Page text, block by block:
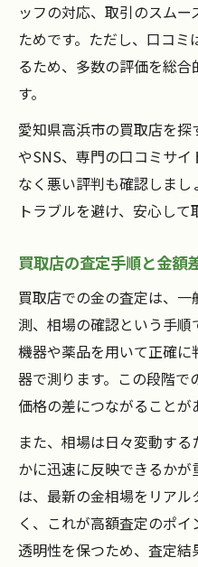
ッフの対応、取引のスム
ためです。ただし、口コ
るため、多数の評価を総
す。
愛知県高浜市の買取店を
やSNS、専門の口コミサ
なく悪い評判も確認しま
トラブルを避け、安心して
買取店の査定手順と金額
買取店での金の査定は、
測、相場の確認という手順
機器や薬品を用いて正確
器で測ります。この段階
価格の差につながることが
また、相場は日々変動す
かに迅速に反映できるか
は、最新の金相場をリア
く、これが高額査定のポ
透明性を保つため、査定